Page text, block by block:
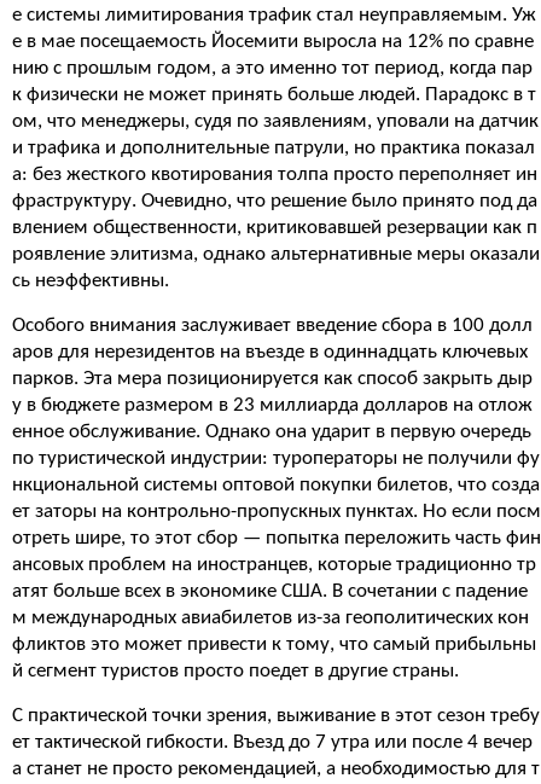
е системы лимитирования трафик стал неуправляемым. Уж
е в мае посещаемость Йосемити выросла на 12% по сравне
нию с прошлым годом, а это именно тот период, когда пар
к физически не может принять больше людей. Парадокс в т
ом, что менеджеры, судя по заявлениям, уповали на датчик
и трафика и дополнительные патрули, но практика показал
а: без жесткого квотирования толпа просто переполняет ин
фраструктуру. Очевидно, что решение было принято под да
влением общественности, критиковавшей резервации как п
роявление элитизма, однако альтернативные меры оказали
сь неэффективны.
Особого внимания заслуживает введение сбора в 100 долл
аров для нерезидентов на въезде в одиннадцать ключевых
парков. Эта мера позиционируется как способ закрыть дыр
у в бюджете размером в 23 миллиарда долларов на отлож
енное обслуживание. Однако она ударит в первую очередь
по туристической индустрии: туроператоры не получили фу
нкциональной системы оптовой покупки билетов, что созда
ет заторы на контрольно-пропускных пунктах. Но если посм
отреть шире, то этот сбор — попытка переложить часть фин
ансовых проблем на иностранцев, которые традиционно тр
атят больше всех в экономике США. В сочетании с падение
м международных авиабилетов из-за геополитических кон
фликтов это может привести к тому, что самый прибыльны
й сегмент туристов просто поедет в другие страны.
С практической точки зрения, выживание в этот сезон требу
ет тактической гибкости. Въезд до 7 утра или после 4 вечер
а станет не просто рекомендацией, а необходимостью для т